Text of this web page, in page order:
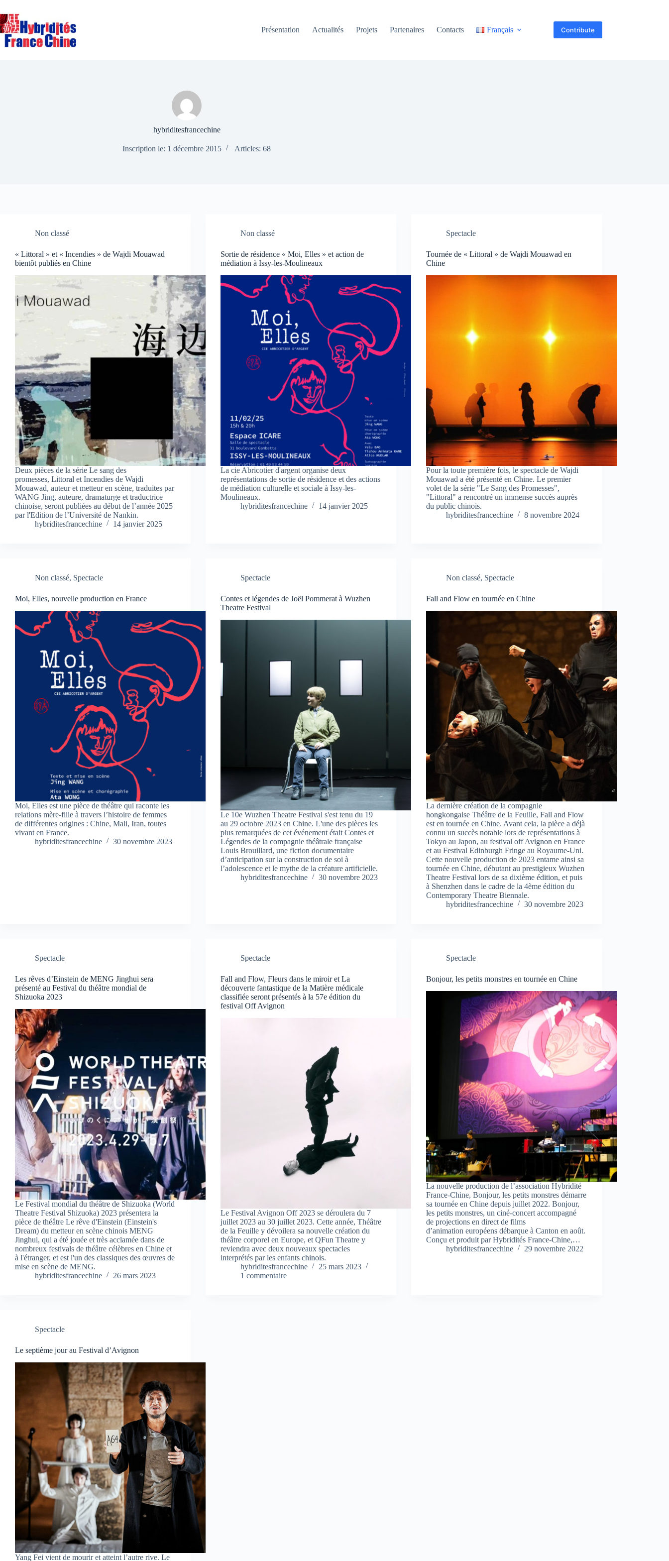
au
contenu
Présentation
Actualités Projets Partenaires Contacts Français Contribute
hybriditesfrancechine
Inscription le: 1 décembre 2015 Articles: 68
Non classé
« Littoral » et « Incendies » de Wajdi Mouawad
bientôt publiés en Chine
Deux pièces de la série Le sang des
promesses, Littoral et Incendies de Wajdi
Mouawad, auteur et metteur en scène, traduites par
WANG Jing, auteure, dramaturge et traductrice
chinoise, seront publiées au début de l’année 2025
par l'Edition de l’Université de Nankin.
hybriditesfrancechine
14 janvier 2025
Non classé
Sortie de résidence « Moi, Elles » et action de
médiation à Issy-les-Moulineaux
La cie Abricotier d'argent organise deux
représentations de sortie de résidence et des actions
de médiation culturelle et sociale à Issy-les-
Moulineaux.
hybriditesfrancechine
14 janvier 2025
Spectacle
Tournée de « Littoral » de Wajdi Mouawad en
Chine
Pour la toute première fois, le spectacle de Wajdi
Mouawad a été présenté en Chine. Le premier
volet de la série "Le Sang des Promesses",
"Littoral" a rencontré un immense succès auprès
du public chinois.
hybriditesfrancechine
8 novembre 2024
Non classé, Spectacle
Moi, Elles, nouvelle production en France
Moi, Elles est une pièce de théâtre qui raconte les
relations mère-fille à travers l’histoire de femmes
de différentes origines : Chine, Mali, Iran, toutes
vivant en France.
hybriditesfrancechine
30 novembre 2023
Spectacle
Contes et légendes de Joël Pommerat à Wuzhen
Theatre Festival
Le 10e Wuzhen Theatre Festival s'est tenu du 19
au 29 octobre 2023 en Chine. L'une des pièces les
plus remarquées de cet événement était Contes et
Légendes de la compagnie théâtrale française
Louis Brouillard, une fiction documentaire
d’anticipation sur la construction de soi à
l’adolescence et le mythe de la créature artificielle.
hybriditesfrancechine
30 novembre 2023
Non classé, Spectacle
Fall and Flow en tournée en Chine
La dernière création de la compagnie
hongkongaise Théâtre de la Feuille, Fall and Flow
est en tournée en Chine. Avant cela, la pièce a déjà
connu un succès notable lors de représentations à
Tokyo au Japon, au festival off Avignon en France
et au Festival Edinburgh Fringe au Royaume-Uni.
Cette nouvelle production de 2023 entame ainsi sa
tournée en Chine, débutant au prestigieux Wuzhen
Theatre Festival lors de sa dixième édition, et puis
à Shenzhen dans le cadre de la 4ème édition du
Contemporary Theatre Biennale.
hybriditesfrancechine
30 novembre 2023
Spectacle
Les rêves d’Einstein de MENG Jinghui sera
présenté au Festival du théâtre mondial de
Shizuoka 2023
Le Festival mondial du théâtre de Shizuoka (World
Theatre Festival Shizuoka) 2023 présentera la
pièce de théâtre Le rêve d'Einstein (Einstein's
Dream) du metteur en scène chinois MENG
Jinghui, qui a été jouée et très acclamée dans de
nombreux festivals de théâtre célèbres en Chine et
à l'étranger, et est l'un des classiques des œuvres de
mise en scène de MENG.
hybriditesfrancechine
26 mars 2023
Spectacle
Fall and Flow, Fleurs dans le miroir et La
découverte fantastique de la Matière médicale
classifiée seront présentés à la 57e édition du
festival Off Avignon
Le Festival Avignon Off 2023 se déroulera du 7
juillet 2023 au 30 juillet 2023. Cette année, Théâtre
de la Feuille y dévoilera sa nouvelle création du
théâtre corporel en Europe, et QFun Theatre y
reviendra avec deux nouveaux spectacles
interprétés par les enfants chinois.
hybriditesfrancechine
25 mars 2023
1 commentaire
Spectacle
Bonjour, les petits monstres en tournée en Chine
La nouvelle production de l’association Hybridité
France-Chine, Bonjour, les petits monstres démarre
sa tournée en Chine depuis juillet 2022. Bonjour,
les petits monstres, un ciné-concert accompagné
de projections en direct de films
d’animation européens débarque à Canton en août.
Conçu et produit par Hybridités France-Chine,…
hybriditesfrancechine
29 novembre 2022
Spectacle
Le septième jour au Festival d’Avignon
Yang Fei vient de mourir et atteint l’autre rive. Le